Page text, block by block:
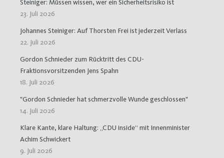
Steiniger: Müssen wissen, wer ein Sicherheitsrisiko ist
23. Juli 2026
Johannes Steiniger: Auf Thorsten Frei ist jederzeit Verlass
22. Juli 2026
Gordon Schnieder zum Rücktritt des CDU-
Fraktionsvorsitzenden Jens Spahn
18. Juli 2026
"Gordon Schnieder hat schmerzvolle Wunde geschlossen"
14. Juli 2026
Klare Kante, klare Haltung: „CDU inside“ mit Innenminister
Achim Schwickert
9. Juli 2026